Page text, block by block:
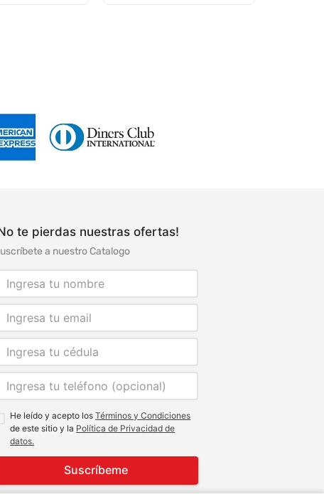
te pierdas nuestras ofertas!
a nuestro Catalogo
He leído y acepto losTérminos y Condiciones
de este sitio y la Política de Privacidad de
datos.
Suscríbeme